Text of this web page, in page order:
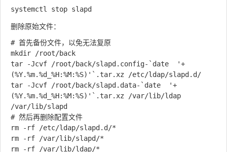
删除原始文件：
# 首先备份文件，以免无法复原
mkdir /root/back
tar -Jcvf /root/back/slapd.config-`date  '+
(%Y.%m.%d_%H:%M:%S)'`.tar.xz /etc/ldap/slapd.d/
tar -Jcvf /root/back/slapd.data-`date  '+
(%Y.%m.%d_%H:%M:%S)'`.tar.xz /var/lib/ldap
/var/lib/slapd
# 然后再删除配置文件
rm -rf /etc/ldap/slapd.d/*
rm -rf /var/lib/slapd/*